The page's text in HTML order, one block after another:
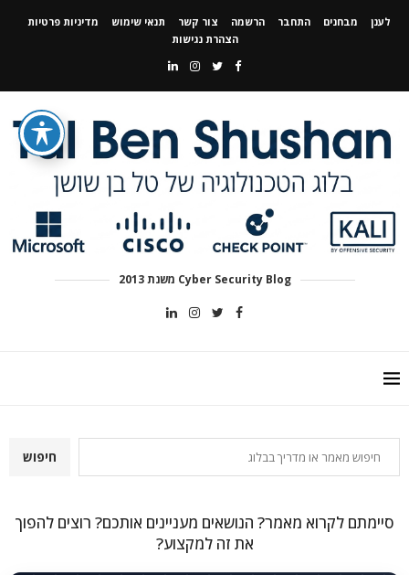
לענן מבחנים התחבר הרשמה צור קשר תנאי שימוש
מדיניות פרטיות
הצהרת נגישות
Cyber Security Blog משנת 2013
חיפוש
סיימתם לקרוא מאמר? הנושאים מעניינים אותכם? רוצים להפוך
את זה למקצוע?